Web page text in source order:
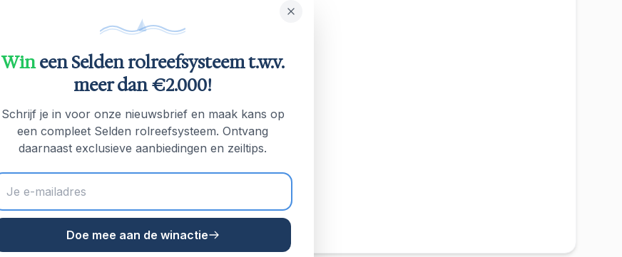
Wineen Selden rolreefsysteem t.w.v.
meer dan €2.000!
Schrijf je in voor onze nieuwsbrief en maak kans op
een compleet Selden rolreefsysteem. Ontvang
daarnaast exclusieve aanbiedingen en zeiltips.
Doe mee aan de winactie